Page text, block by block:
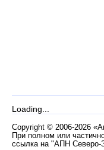
Loading...
Copyright © 2006-2026
При полном или
ссылка на "АПН Северо-